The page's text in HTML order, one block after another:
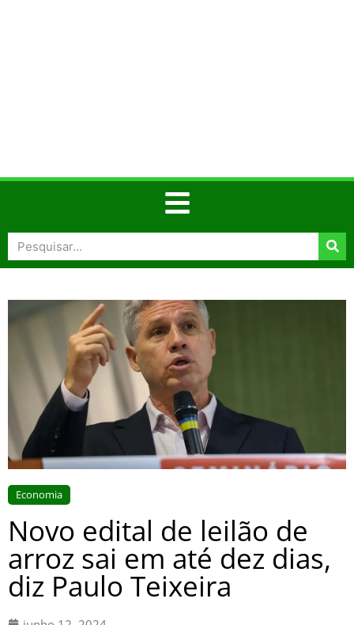
Economia
Novo edital de leilão de
arroz sai em até dez dias,
diz Paulo Teixeira